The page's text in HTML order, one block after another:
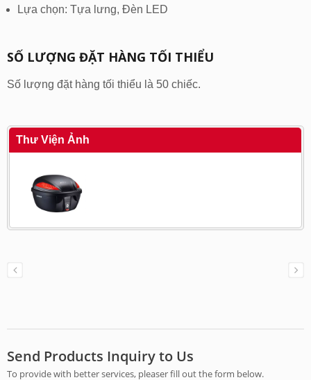
Lựa chọn: Tựa lưng, Đèn LED
SỐ LƯỢNG ĐẶT HÀNG TỐI THIỂU
Số lượng đặt hàng tối thiểu là 50 chiếc.
Thư Viện Ảnh